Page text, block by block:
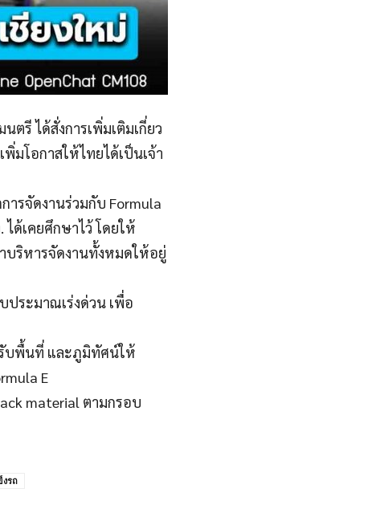
ตรี ได้สั่งการเพิ่มเติมเกี่ยว
มโอกาสให้ไทยได้เป็นเจ้า
ารจัดงานร่วมกับ Formula
ด้เคยศึกษาไว้ โดยให้
บริหารจัดงานทั้งหมดให้อยู่
ระมาณเร่งด่วน เพื่อ
รับพื้นที่ และภูมิทัศน์ให้
E
material ตามกรอบ
งรถ